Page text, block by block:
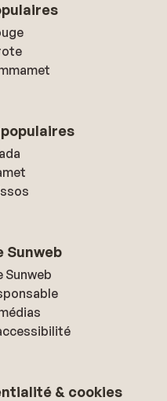
Sunweb
Sunweb
& cookies